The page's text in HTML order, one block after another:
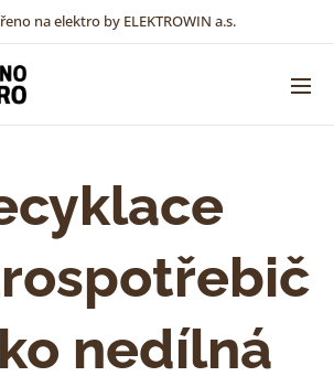
na elektro by ELEKTROWIN a.s.
nedílná